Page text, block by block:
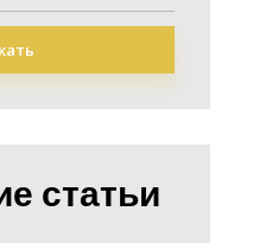
статьи